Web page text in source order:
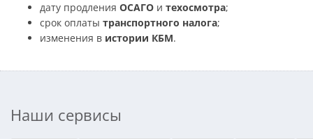
дату продления ОСАГО и техосмотра;
срок оплаты транспортного налога;
изменения в истории КБМ.
Наши сервисы